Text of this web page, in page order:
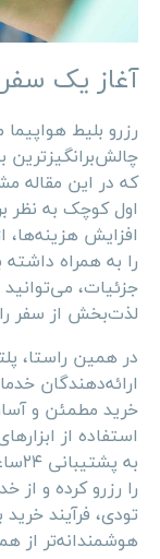
آغاز یک
رزرو بلیط
که در این مقاله
اول کوچک به نظر
افزایش هزینه‌ها،
را به همراه
جزئیات،
لذت‌بخش از سفر را
در همین راستا،
ارائه‌دهندگان
خرید مطمئن و
استفاده از
به
را رزرو کرده و از
تودی، فرآیند خرید
هوشمندانه‌تر از